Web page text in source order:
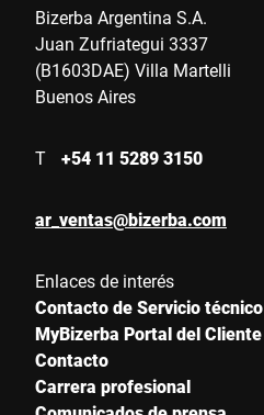
Calle *
País *
Bizerba Argentina S.A.
Juan Zufriategui 3337
(B1603DAE) Villa Martelli
Buenos Aires
T +54 11 5289 3150
ar_ventas@bizerba.com
Enlaces de interés
Contacto de Servicio técnico
MyBizerba Portal del Cliente
Contacto
Carrera profesional